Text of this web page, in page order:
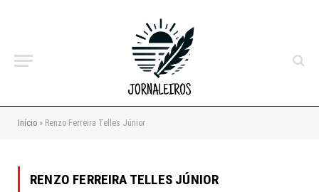
Início » Renzo Ferreira Telles Júnior
RENZO FERREIRA TELLES JÚNIOR